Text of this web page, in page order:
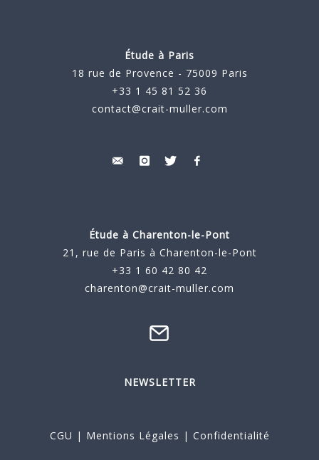
Étude à Paris
18 rue de Provence - 75009 Paris
+33 1 45 81 52 36
contact@crait-muller.com
Étude à Charenton-le-Pont
21, rue de Paris à Charenton-le-Pont
+33 1 60 42 80 42
charenton@crait-muller.com
NEWSLETTER
CGU | Mentions Légales | Confidentialité